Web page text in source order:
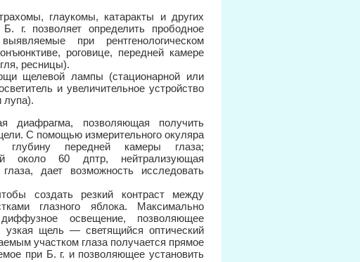
глаукомы, катаракты и других
г. позволяет определить прободное
при рентгенологическом
роговице, передней камере
ресницы).
щелевой лампы (стационарной или
и увеличительное устройство
лупа).
диафрагма, позволяющая получить
С помощью измерительного окуляра
глубину передней камеры глаза;
около 60 дптр, нейтрализующая
дает возможность исследовать
создать резкий контраст между
глазного яблока. Максимально
освещение, позволяющее
узкая щель — светящийся оптический
участком глаза получается прямое
при Б. г. и позволяющее установить